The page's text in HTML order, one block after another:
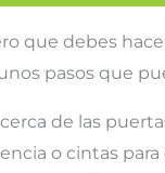
que debes
pasos que
de las
o cintas